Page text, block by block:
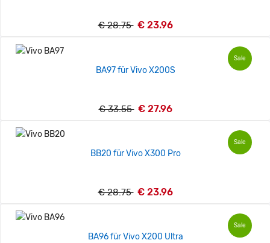
€ 28.75 € 23.96
Sale
BA97 für Vivo X200S
€ 33.55 € 27.96
Sale
BB20 für Vivo X300 Pro
€ 28.75 € 23.96
Sale
BA96 für Vivo X200 Ultra